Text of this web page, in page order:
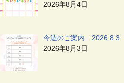
2026年8月4日
今週のご案内 2026.8.3
2026年8月3日